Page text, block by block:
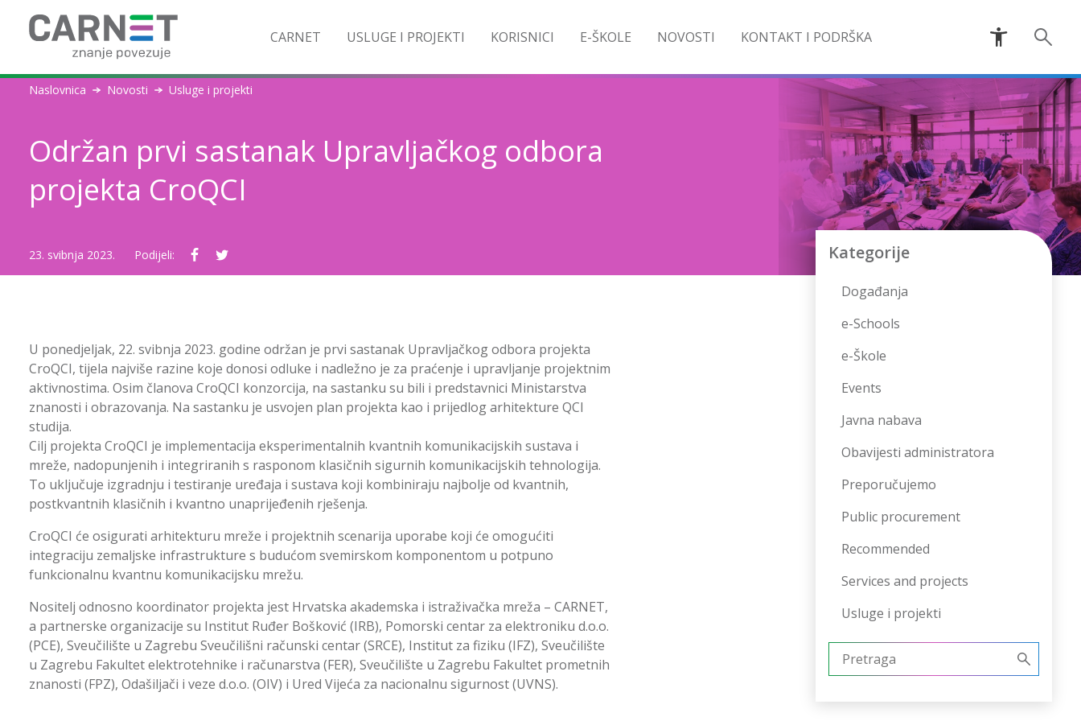
CARNET USLUGE I PROJEKTI KORISNICI E-ŠKOLE NOVOSTI KONTAKT I PODRŠKA
Naslovnica Novosti Usluge i projekti
Održan prvi sastanak Upravljačkog odbora
projekta CroQCI
23. svibnja 2023. Podijeli:
U ponedjeljak, 22. svibnja 2023. godine održan je prvi sastanak Upravljačkog odbora projekta
CroQCI, tijela najviše razine koje donosi odluke i nadležno je za praćenje i upravljanje projektnim
aktivnostima. Osim članova CroQCI konzorcija, na sastanku su bili i predstavnici Ministarstva
znanosti i obrazovanja. Na sastanku je usvojen plan projekta kao i prijedlog arhitekture QCI
studija.
Cilj projekta CroQCI je implementacija eksperimentalnih kvantnih komunikacijskih sustava i
mreže, nadopunjenih i integriranih s rasponom klasičnih sigurnih komunikacijskih tehnologija.
To uključuje izgradnju i testiranje uređaja i sustava koji kombiniraju najbolje od kvantnih,
postkvantnih klasičnih i kvantno unaprijeđenih rješenja.
CroQCI će osigurati arhitekturu mreže i projektnih scenarija uporabe koji će omogućiti
integraciju zemaljske infrastrukture s budućom svemirskom komponentom u potpuno
funkcionalnu kvantnu komunikacijsku mrežu.
Nositelj odnosno koordinator projekta jest Hrvatska akademska i istraživačka mreža – CARNET,
a partnerske organizacije su Institut Ruđer Bošković (IRB), Pomorski centar za elektroniku d.o.o.
(PCE), Sveučilište u Zagrebu Sveučilišni računski centar (SRCE), Institut za fiziku (IFZ), Sveučilište
u Zagrebu Fakultet elektrotehnike i računarstva (FER), Sveučilište u Zagrebu Fakultet prometnih
znanosti (FPZ), Odašiljači i veze d.o.o. (OIV) i Ured Vijeća za nacionalnu sigurnost (UVNS).
Kategorije
Događanja
e-Schools
e-Škole
Events
Javna nabava
Obavijesti administratora
Preporučujemo
Public procurement
Recommended
Services and projects
Usluge i projekti
Pretraži: